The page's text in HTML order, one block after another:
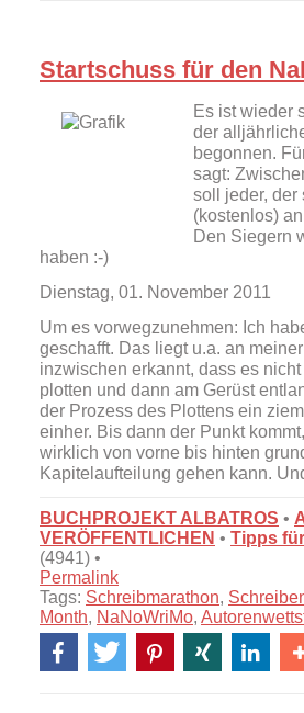
Startschuss für den
Es ist wieder
der
begonnen.
sagt:
soll jeder,
(kostenlos)
Den Siegern
haben :-)
Dienstag, 01. November 2011
Um es vorwegzunehmen: Ich
geschafft. Das liegt u.a. an
inzwischen erkannt, dass es
plotten und dann am Gerüst
der Prozess des Plottens ein
einher. Bis dann der Punkt
wirklich von vorne bis hinten
Kapitelaufteilung gehen kann.
BUCHPROJEKT ALBATROS •
VERÖFFENTLICHEN • Tipps
(4941) •
Permalink
Tags: Schreibmarathon,
Month, NaNoWriMo,